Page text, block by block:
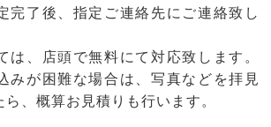
完了後、指定ご連絡先にご連絡致し
は、店頭で無料にて対応致します。
みが困難な場合は、写真などを拝見
、概算お見積りも行います。